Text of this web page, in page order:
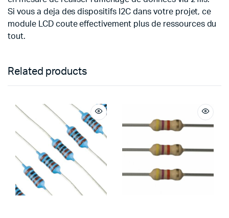
Si vous a deja des dispositifs I2C dans votre projet, ce
module LCD coute effectivement plus de ressources du
tout.
Related products